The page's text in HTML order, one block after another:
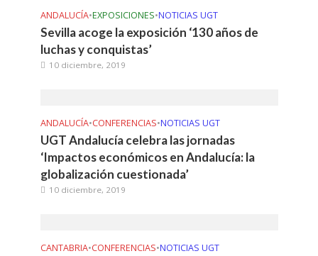
ANDALUCÍA•EXPOSICIONES•NOTICIAS UGT
Sevilla acoge la exposición ‘130 años de
luchas y conquistas’
10 diciembre, 2019
ANDALUCÍA•CONFERENCIAS•NOTICIAS UGT
UGT Andalucía celebra las jornadas
‘Impactos económicos en Andalucía: la
globalización cuestionada’
10 diciembre, 2019
CANTABRIA•CONFERENCIAS•NOTICIAS UGT